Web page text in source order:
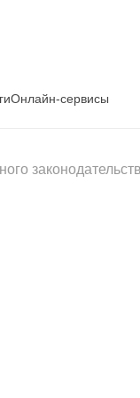
Онлайн-сервисы